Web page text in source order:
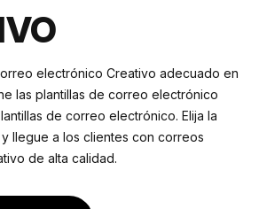
electrónico Creativo adecuado en
las plantillas de correo electrónico
de correo electrónico. Elija la
llegue a los clientes con correos
de alta calidad.